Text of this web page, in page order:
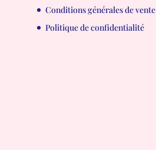
Conditions générales de vente
Politique de confidentialité